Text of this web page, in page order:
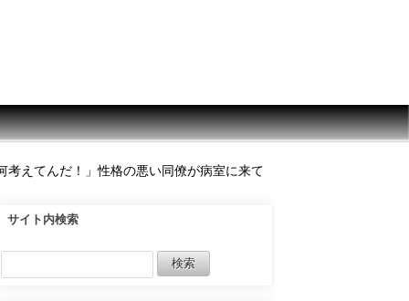
えてんだ！」性格の悪い同僚が病室に来て
サイト内検索